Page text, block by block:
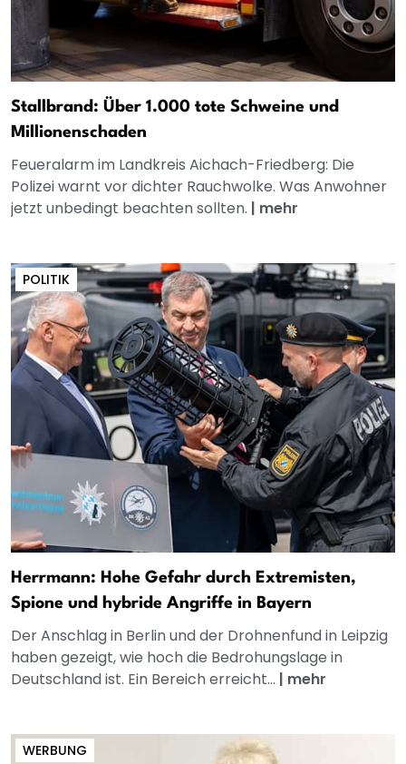
Stallbrand: Über 1.000 tote Schweine und
Millionenschaden
Feueralarm im Landkreis Aichach-Friedberg: Die
Polizei warnt vor dichter Rauchwolke. Was Anwohner
jetzt unbedingt beachten sollten. | mehr
POLITIK
Herrmann: Hohe Gefahr durch Extremisten,
Spione und hybride Angriffe in Bayern
Der Anschlag in Berlin und der Drohnenfund in Leipzig
haben gezeigt, wie hoch die Bedrohungslage in
Deutschland ist. Ein Bereich erreicht... | mehr
WERBUNG